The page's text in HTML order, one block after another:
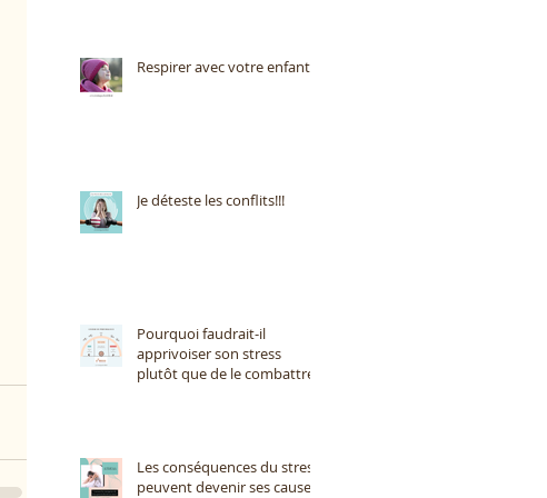
Respirer avec votre enfant
Je déteste les conflits!!!
Pourquoi faudrait-il
apprivoiser son stress
plutôt que de le combattre?
Les conséquences du stress
peuvent devenir ses causes